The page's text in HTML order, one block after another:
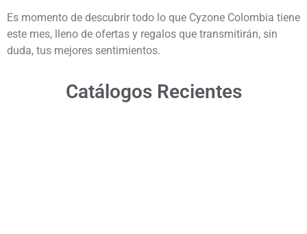
Es momento de descubrir todo lo que Cyzone Colombia tiene
este mes, lleno de ofertas y regalos que transmitirán, sin
duda, tus mejores sentimientos.
Catálogos Recientes